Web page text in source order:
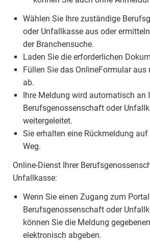
Wählen Sie Ihre zuständige
oder Unfallkasse aus oder
der Branchensuche.
Laden Sie die erforderlichen
Füllen Sie das OnlineFormular aus
ab.
Ihre Meldung wird automatisch an
Berufsgenossenschaft oder
weitergeleitet.
Sie erhalten eine Rückmeldung
Weg.
Online-Dienst Ihrer
Unfallkasse:
Wenn Sie einen Zugang zum
Berufsgenossenschaft oder
können Sie die Meldung
elektronisch abgeben.